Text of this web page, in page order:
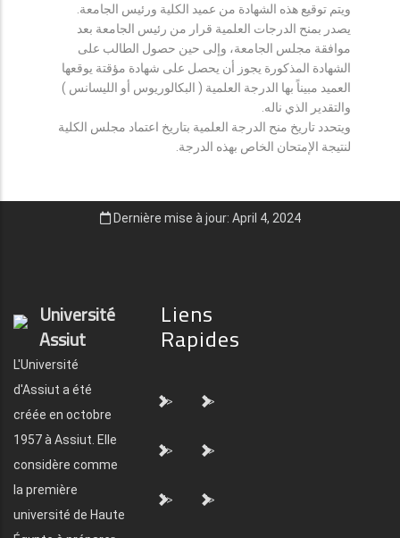
ويتم توقيع هذه الشهادة من عميد الكلية ورئيس الجامعة.
يصدر بمنح الدرجات العلمية قرار من رئيس الجامعة بعد
موافقة مجلس الجامعة، وإلى حين حصول الطالب على
الشهادة المذكورة يجوز أن يحصل على شهادة مؤقتة يوقعها
العميد مبيناً بها الدرجة العلمية ( البكالوريوس أو الليسانس )
والتقدير الذي ناله.
ويتحدد تاريخ منح الدرجة العلمية بتاريخ اعتماد مجلس الكلية
لنتيجة الإمتحان الخاص بهذه الدرجة.
Dernière mise à jour: April 4, 2024
Université
Assiut
L'Université
d'Assiut a été
créée en octobre
1957 à Assiut. Elle
considère comme
la première
université de Haute
Liens
Rapides
"> ">
"> ">
"> ">